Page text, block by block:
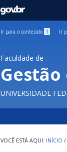
GOVBR
Ir para o conteúdo 1 Ir
Faculdade de
UNIVERSIDADE
INÍCIO /